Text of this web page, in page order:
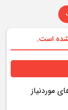
است.
موردنیاز